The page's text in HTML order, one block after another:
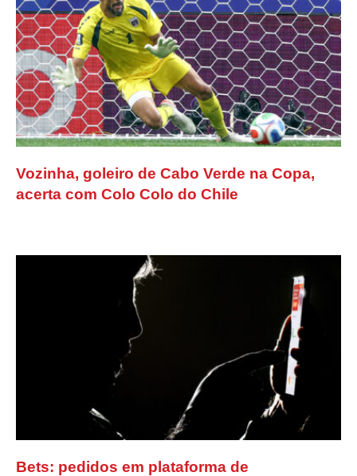
Vozinha, goleiro de Cabo Verde na Copa,
acerta com Colo Colo do Chile
Bets: pedidos em plataforma de